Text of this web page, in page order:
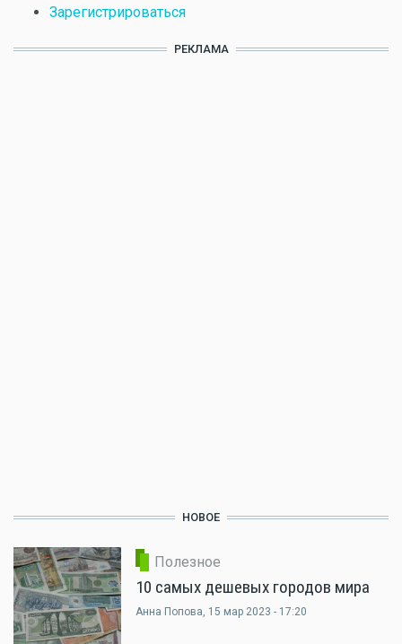
Зарегистрироваться
РЕКЛАМА
НОВОЕ
Полезное
10 самых дешевых городов мира
Анна Попова, 15 мар 2023 - 17:20